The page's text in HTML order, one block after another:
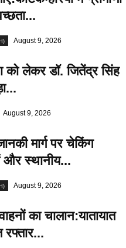
August 9, 2026
को लेकर डॉ. जितेंद्र सिंह
August 9, 2026
मार्ग पर चेकिंग
और स्थानीय...
August 9, 2026
का चालान:यातायात